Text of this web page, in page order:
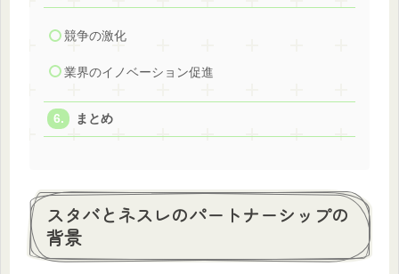
競争の激化
業界のイノベーション促進
まとめ
スタバとネスレのパートナーシップの
背景